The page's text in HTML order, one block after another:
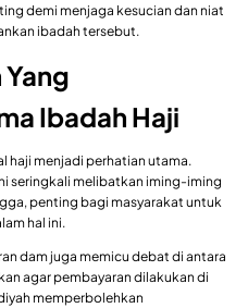
demi menjaga kesucian dan niat
ibadah tersebut.
Ibadah Haji
haji menjadi perhatian utama.
seringkali melibatkan iming-iming
penting bagi masyarakat untuk
hal ini.
dam juga memicu debat di antara
agar pembayaran dilakukan di
memperbolehkan